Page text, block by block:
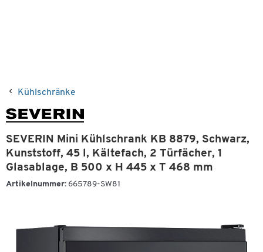
Kühlschränke
SEVERIN Mini Kühlschrank KB 8879, Schwarz,
Kunststoff, 45 l, Kältefach, 2 Türfächer, 1
Glasablage, B 500 x H 445 x T 468 mm
Artikelnummer: 665789-SW81